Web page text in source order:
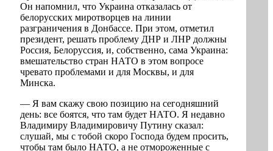
Он напомнил, что Украина отказалась от
белорусских миротворцев на линии
разграничения в Донбассе. При этом, отметил
президент, решать проблему ДНР и ЛНР должны
Россия, Белоруссия, и, собственно, сама Украина:
вмешательство стран НАТО в этом вопросе
чревато проблемами и для Москвы, и для
Минска.
— Я вам скажу свою позицию на сегодняшний
день: все боятся, что там будет НАТО. Я недавно
Владимиру Владимировичу Путину сказал:
слушай, мы с тобой скоро Господа будем просить,
чтобы там было НАТО, а не отмороженные с